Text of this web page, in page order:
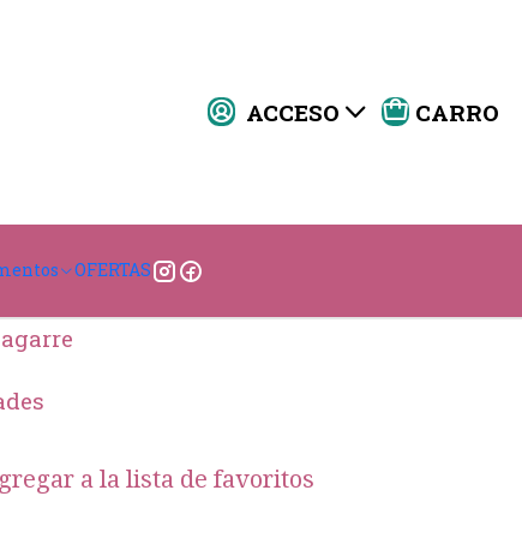
ACCESO CARRO
OFERTAS
de botón
al Carro Comprar ahora
DESCRIPCIÓN
a la lista de favoritos